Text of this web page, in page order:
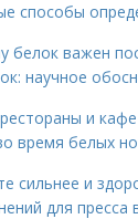
способы
белок важен
научное
и
время белых
сильнее и
для пресса